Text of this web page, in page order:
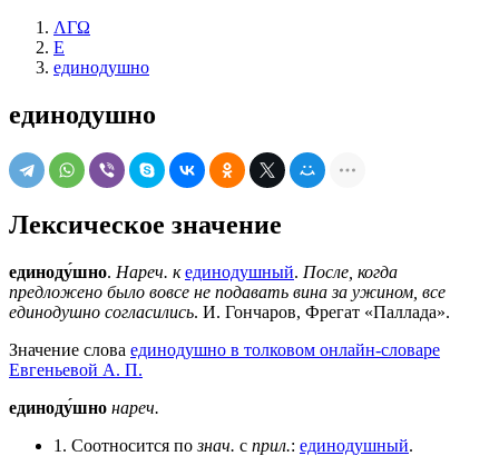
ΛΓΩ
Е
единодушно
единодушно
Лексическое значение
единоду́шно. Нареч. к единодушный. После, когда
предложено было вовсе не подавать вина за ужином, все
единодушно согласились. И. Гончаров, Фрегат «Паллада».
Значение слова единодушно в толковом онлайн-словаре
Евгеньевой А. П.
единоду́шно нареч.
1. Соотносится познач. с прил.: единодушный.